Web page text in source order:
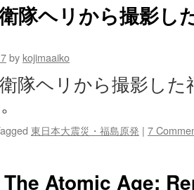
隊ヘリから撮影し
by kojimaaiko
隊ヘリから撮影した
東日本大震災・福島原発 | 7
Atomic Age: